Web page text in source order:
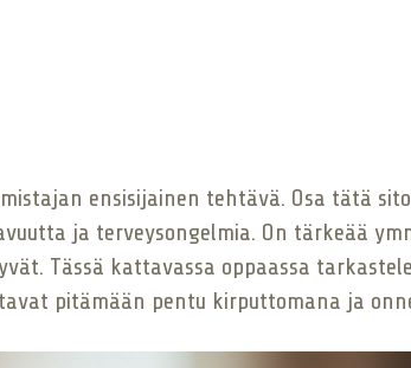
ensisijainen tehtävä. Osa tätä
ja terveysongelmia. On tärkeää
Tässä kattavassa oppaassa
pitämään pentu kirputtomana ja